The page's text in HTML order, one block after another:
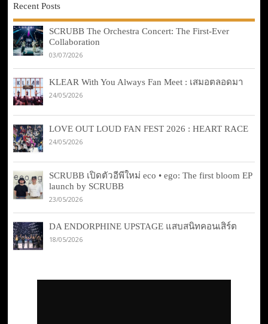
Recent Posts
SCRUBB The Orchestra Concert: The First-Ever
Collaboration
03/07/2026
KLEAR With You Always Fan Meet : เสมอตลอดมา
24/05/2026
LOVE OUT LOUD FAN FEST 2026 : HEART RACE
24/05/2026
SCRUBB เปิดตัวอีพีใหม่ eco • ego: The first bloom EP
launch by SCRUBB
23/05/2026
DA ENDORPHINE UPSTAGE แสบสนิทคอนเสิร์ต
18/05/2026